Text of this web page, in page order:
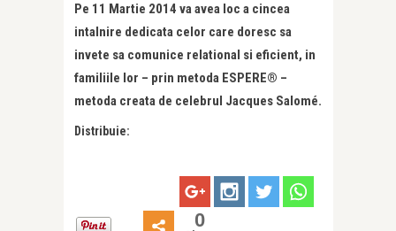
Pe 11 Martie 2014 va avea loc a cincea
intalnire dedicata celor care doresc sa
invete sa comunice relational si eficient, in
familiile lor – prin metoda ESPERE® –
metoda creata de celebrul Jacques Salomé.
Distribuie:
0